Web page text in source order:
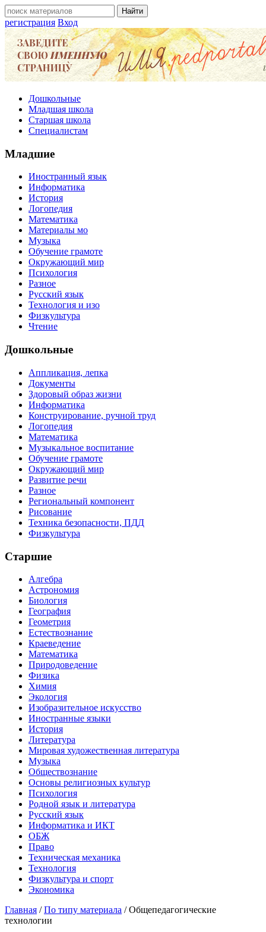
регистрация Вход
Дошкольные
Младшая школа
Старшая школа
Специалистам
Младшие
Иностранный язык
Информатика
История
Логопедия
Математика
Материалы мо
Музыка
Обучение грамоте
Окружающий мир
Психология
Разное
Русский язык
Технология и изо
Физкультура
Чтение
Дошкольные
Аппликация, лепка
Документы
Здоровый образ жизни
Информатика
Конструирование, ручной труд
Логопедия
Математика
Музыкальное воспитание
Обучение грамоте
Окружающий мир
Развитие речи
Разное
Региональный компонент
Рисование
Техника безопасности, ПДД
Физкультура
Старшие
Алгебра
Астрономия
Биология
География
Геометрия
Естествознание
Краеведение
Математика
Природоведение
Физика
Химия
Экология
Изобразительное искусство
Иностранные языки
История
Литература
Мировая художественная литература
Музыка
Обществознание
Основы религиозных культур
Психология
Родной язык и литература
Русский язык
Информатика и ИКТ
ОБЖ
Право
Техническая механика
Технология
Физкультура и спорт
Экономика
Главная /По типу материала /Общепедагогические
технологии